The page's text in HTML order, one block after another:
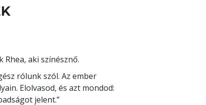
aki színésznő.
rólunk szól. Az ember
Elolvasod, és azt mondod:
jelent.”